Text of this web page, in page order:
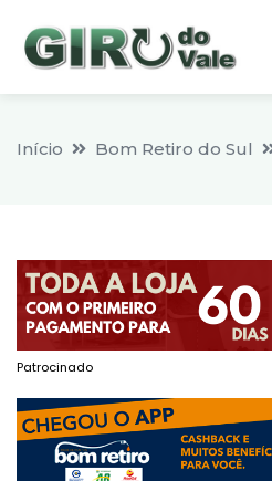
Início Bom Retiro do Sul
Patrocinado